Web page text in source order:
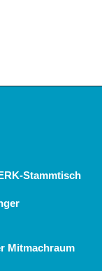
Stammtisch
Mitmachraum